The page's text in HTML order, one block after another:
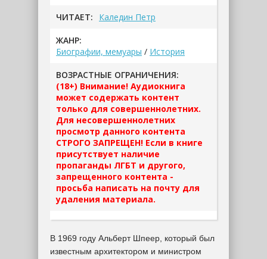
ЧИТАЕТ: Каледин Петр
ЖАНР:
Биографии, мемуары / История
ВОЗРАСТНЫЕ ОГРАНИЧЕНИЯ:
(18+) Внимание! Аудиокнига
может содержать контент
только для совершеннолетних.
Для несовершеннолетних
просмотр данного контента
СТРОГО ЗАПРЕЩЕН! Если в книге
присутствует наличие
пропаганды ЛГБТ и другого,
запрещенного контента -
просьба написать на почту для
удаления материала.
В 1969 году Альберт Шпеер, который был
известным архитектором и министром